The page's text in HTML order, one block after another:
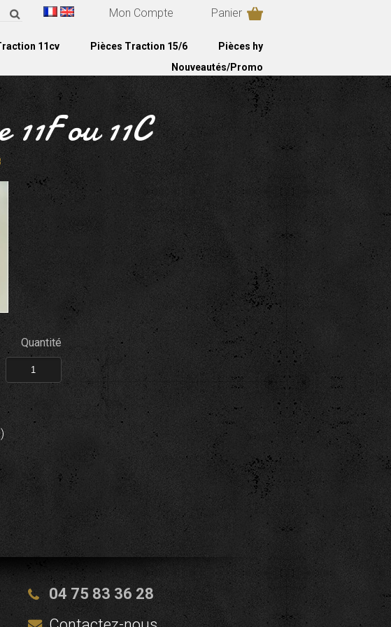
Mon Compte Panier
11cv Pièces Traction 15/6
Pièces hy
Nouveautés/Promo
ou 11C
Quantité
04 75 83 36 28